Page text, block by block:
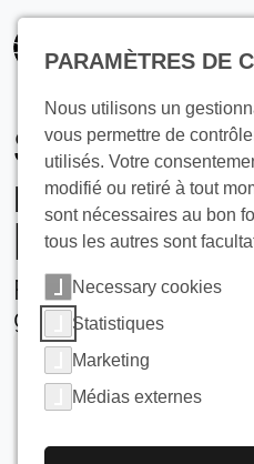
Solutions
les
Falling Film
glace BUCO
PARAMÈTRES DE
Nous utilisons un
vous permettre de
utilisés. Votre
modifié ou retiré à tout
sont nécessaires au bon
tous les autres sont
Necessary cookies
Statistiques
Marketing
Médias externes